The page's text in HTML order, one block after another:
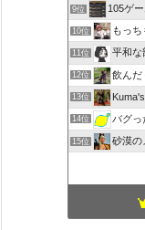
9位 105ゲ
10位 もっ
11位 平和な
12位 飲んだ
13位
14位 バグ
15位
砂漠の